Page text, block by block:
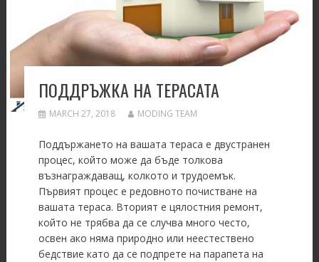
ПОДДРЪЖКА НА ТЕРАСАТА
MARCH 27, 2018 MODING TEAM
Поддържането на вашата тераса е двустранен
процес, който може да бъде толкова
възнаграждаващ, колкото и трудоемък.
Първият процес е редовното почистване на
вашата тераса. Вторият е цялостния ремонт,
който не трябва да се случва много често,
освен ако няма природно или неестествено
бедствие като да се подпрете на парапета на